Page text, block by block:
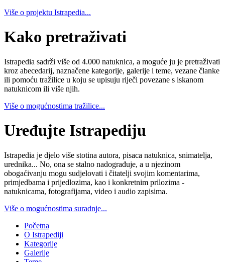
Više o projektu Istrapedia...
Kako pretraživati
Istrapedia sadrži više od 4.000 natuknica, a moguće ju je pretraživati
kroz abecedarij, naznačene kategorije, galerije i teme, vezane članke
ili pomoću tražilice u koju se upisuju riječi povezane s iskanom
natuknicom ili više njih.
Više o mogućnostima tražilice...
Uređujte Istrapediju
Istrapedia je djelo više stotina autora, pisaca natuknica, snimatelja,
urednika... No, ona se stalno nadograđuje, a u njezinom
obogaćivanju mogu sudjelovati i čitatelji svojim komentarima,
primjedbama i prijedlozima, kao i konkretnim prilozima -
natuknicama, fotografijama, video i audio zapisima.
Više o mogućnostima suradnje...
Početna
O Istrapediji
Kategorije
Galerije